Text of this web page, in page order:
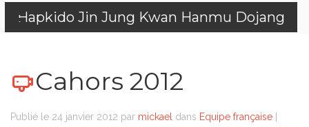
Hapkido Jin Jung Kwan Hanmu Dojang
Cahors 2012
Publié le 24 janvier 2012 par mickael dans Equipe française